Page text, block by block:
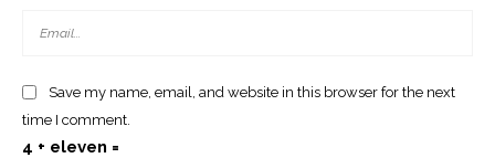
Save my name, email, and website in this browser for the next
time I comment.
4 + eleven =